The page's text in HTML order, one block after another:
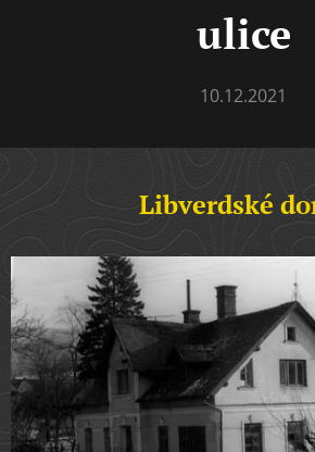
ulice
10.12.2021
Libverdské